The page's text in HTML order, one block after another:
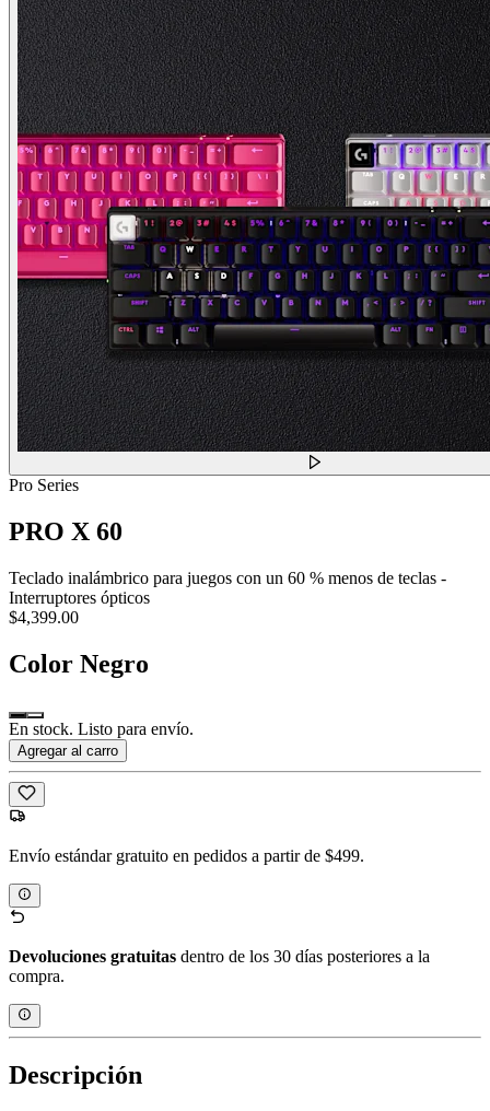
Pro Series
PRO X 60
Teclado inalámbrico para juegos con un 60 % menos de teclas -
Interruptores ópticos
$4,399.00
Color Negro
En stock. Listo para envío.
Agregar al carro
Envío estándar gratuito en pedidos a partir de $499.
Devoluciones gratuitas dentro de los 30 días posteriores a la
compra.
Descripción